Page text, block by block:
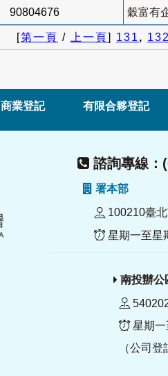
90804676 穀富有
[第一頁 / 上一頁] 131, 132
商業登記 有限合夥登記
諮詢專線：
署本部
100210臺
星期一至星
南投辦公
星期一
（公司